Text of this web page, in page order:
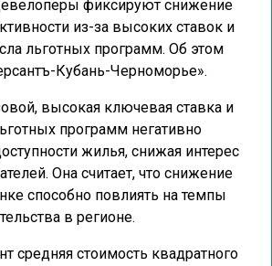
фиксируют снижение
из-за высоких ставок и
льготных программ. Об этом
Кубань-Черноморье».
высокая ключевая ставка и
программ негативно
жилья, снижая интерес
Она считает, что снижение
способно повлиять на темпы
в регионе.
средняя стоимость квадратного